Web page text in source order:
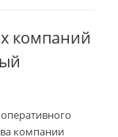
компаний
компании